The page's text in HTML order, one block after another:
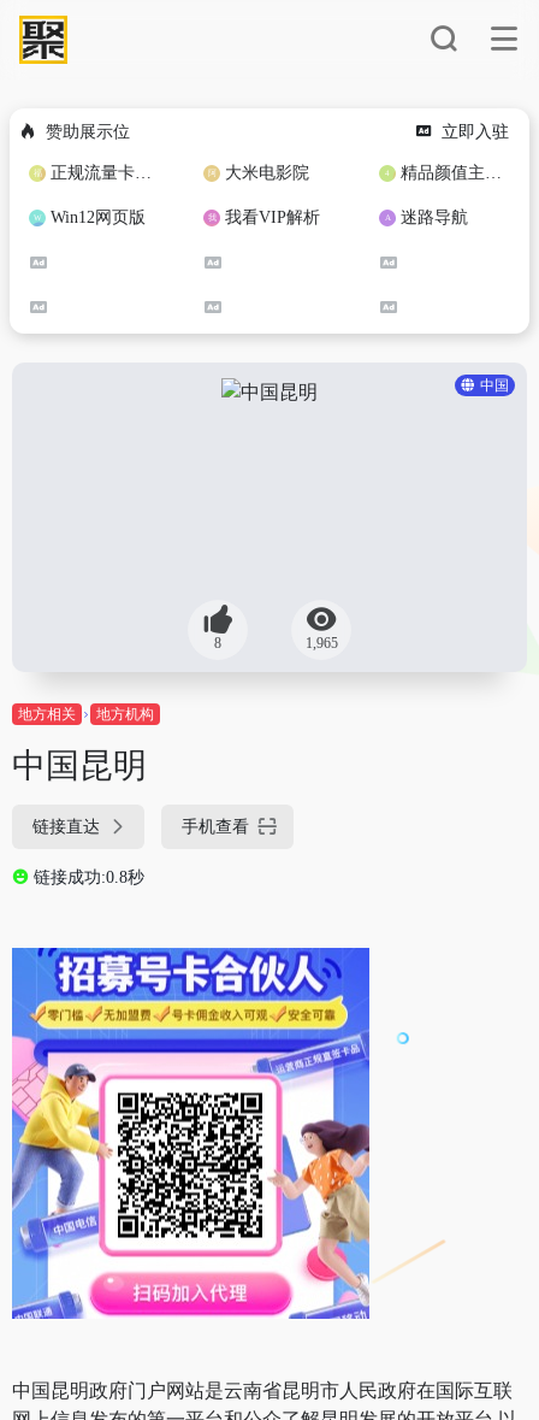
赞助展示位 立即入驻
正规流量卡免费加盟合作 大米电影院 精品颜值主播定制
Win12网页版 我看VIP解析 迷路导航
中国
8 1,965
地方相关 地方机构
中国昆明
链接直达 手机查看
链接成功:0.8秒
中国昆明政府门户网站是云南省昆明市人民政府在国际互联